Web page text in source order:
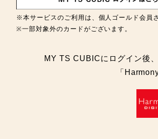
※本サービスのご利用は、個人ゴールド会員
※一部対象外のカードがございます。
MY TS CUBICにログイン後
「